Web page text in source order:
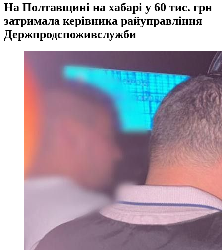
На Полтавщині на хабарі у 60 тис. грн
затримала керівника райуправління
Держпродспоживслужби